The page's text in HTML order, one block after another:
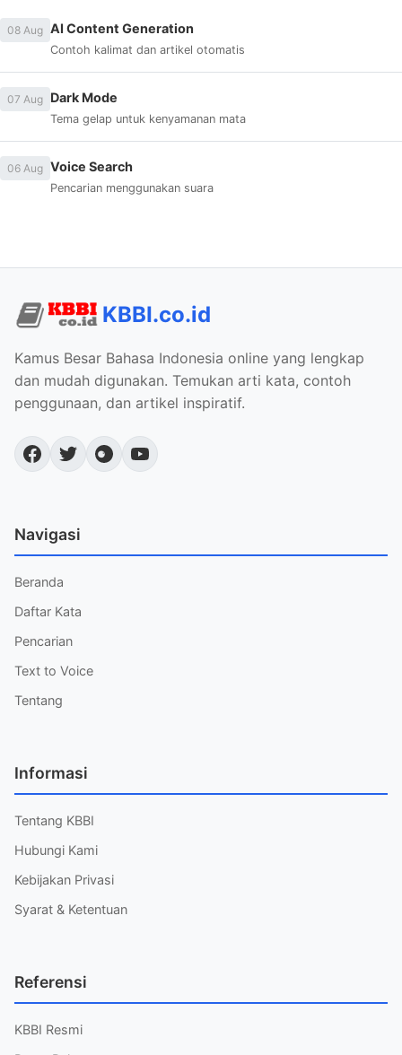
08 Aug AI Content Generation
Contoh kalimat dan artikel otomatis
07 Aug Dark Mode
Tema gelap untuk kenyamanan mata
06 Aug Voice Search
Pencarian menggunakan suara
KBBI.co.id
Kamus Besar Bahasa Indonesia online yang lengkap
dan mudah digunakan. Temukan arti kata, contoh
penggunaan, dan artikel inspiratif.
Navigasi
Beranda
Daftar Kata
Pencarian
Text to Voice
Tentang
Informasi
Tentang KBBI
Hubungi Kami
Kebijakan Privasi
Syarat & Ketentuan
Referensi
KBBI Resmi